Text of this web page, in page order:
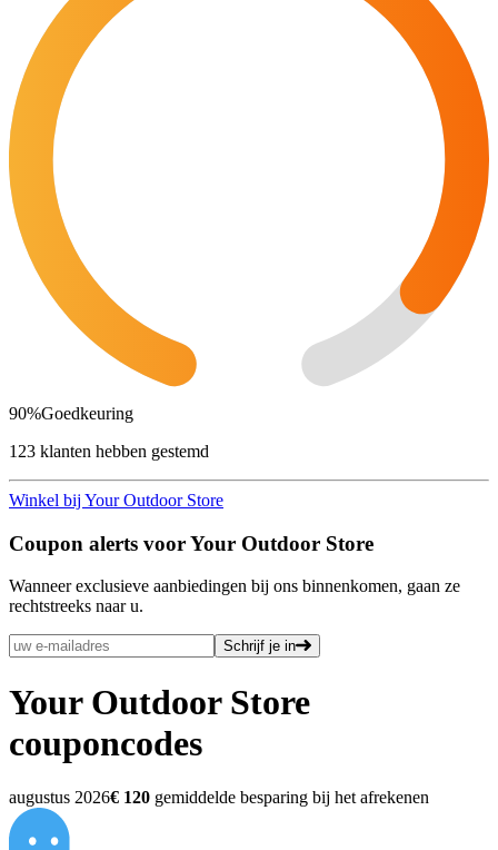
90%Goedkeuring
123 klanten hebben gestemd
Winkel bij Your Outdoor Store
Coupon alerts voor Your Outdoor Store
Wanneer exclusieve aanbiedingen bij ons binnenkomen, gaan ze
rechtstreeks naar u.
Schrijf je in
Your Outdoor Store
couponcodes
augustus 2026€ 120 gemiddelde besparing bij het afrekenen